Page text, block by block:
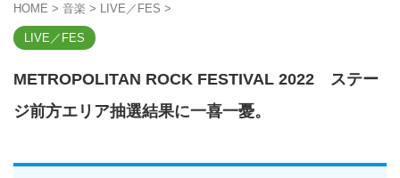
HOME > 音楽 > LIVE／FES >
LIVE／FES
METROPOLITAN ROCK FESTIVAL 2022 ステー
ジ前方エリア抽選結果に一喜一憂。